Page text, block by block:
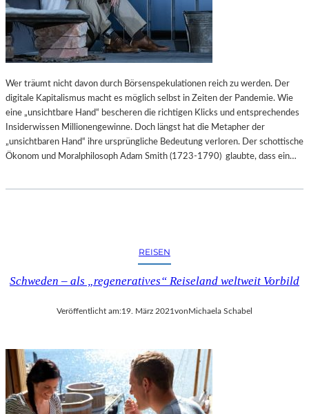
Wer träumt nicht davon durch Börsenspekulationen reich zu werden. Der
digitale Kapitalismus macht es möglich selbst in Zeiten der Pandemie. Wie
eine „unsichtbare Hand“ bescheren die richtigen Klicks und entsprechendes
Insiderwissen Millionengewinne. Doch längst hat die Metapher der
„unsichtbaren Hand“ ihre ursprüngliche Bedeutung verloren. Der schottische
Ökonom und Moralphilosoph Adam Smith (1723-1790) glaubte, dass ein…
REISEN
Schweden – als „regeneratives“ Reiseland weltweit Vorbild
Veröffentlicht am:19. März 2021von Michaela Schabel